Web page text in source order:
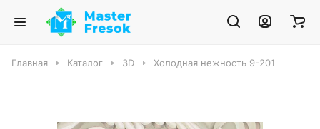
Главная Каталог 3D Холодная нежность 9-201